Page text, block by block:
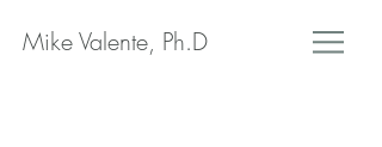
Mike Valente, Ph.D